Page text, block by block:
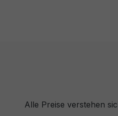
Alle Preise verstehen